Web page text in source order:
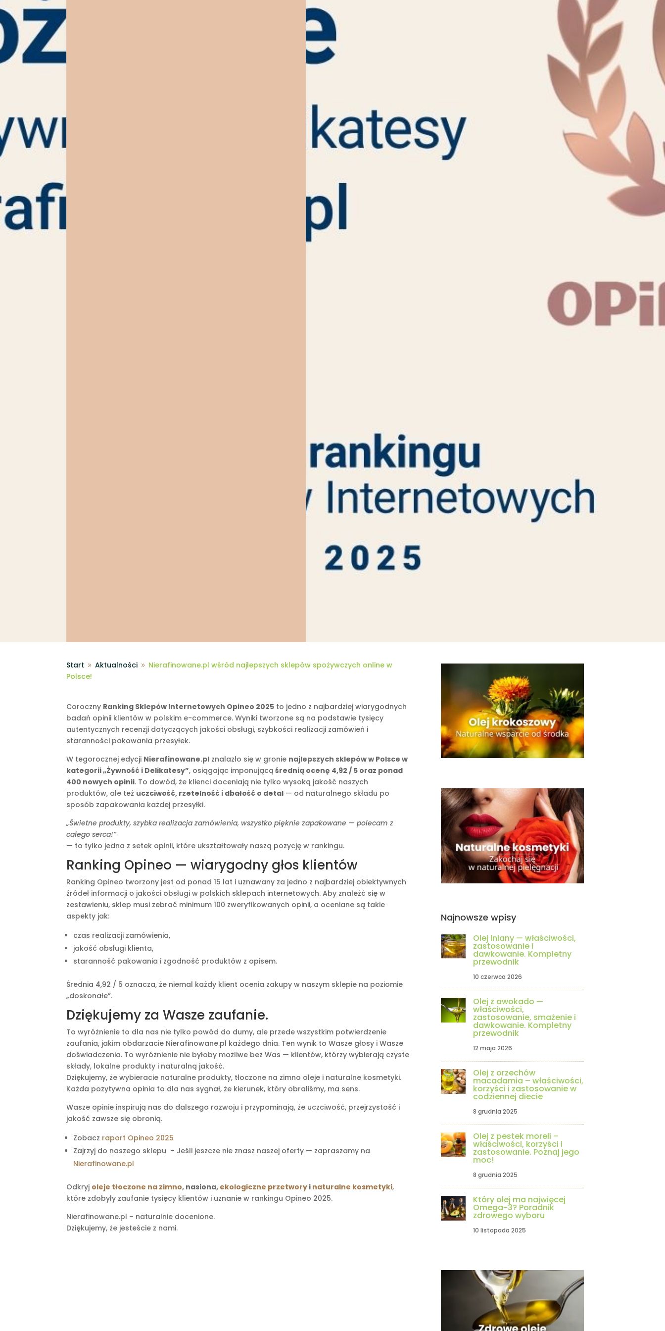
Start 9 Aktualności 9 Nierafinowane.pl wśród najlepszych sklepów spożywczych online w
Polsce!
Coroczny Ranking Sklepów Internetowych Opineo 2025 to jedno z najbardziej wiarygodnych
badań opinii klientów w polskim e-commerce. Wyniki tworzone są na podstawie tysięcy
autentycznych recenzji dotyczących jakości obsługi, szybkości realizacji zamówień i
staranności pakowania przesyłek.
W tegorocznej edycji Nierafinowane.pl znalazło się w gronie najlepszych sklepów w Polsce w
kategorii „Żywność i Delikatesy”, osiągając imponującą średnią ocenę 4,92 / 5 oraz ponad
400 nowych opinii. To dowód, że klienci doceniają nie tylko wysoką jakość naszych
produktów, ale też uczciwość, rzetelność i dbałość o detal — od naturalnego składu po
sposób zapakowania każdej przesyłki.
„Świetne produkty, szybka realizacja zamówienia, wszystko pięknie zapakowane — polecam z
całego serca!”
— to tylko jedna z setek opinii, które ukształtowały naszą pozycję w rankingu.
Ranking Opineo — wiarygodny głos klientów
Ranking Opineo tworzony jest od ponad 15 lat i uznawany za jedno z najbardziej obiektywnych
źródeł informacji o jakości obsługi w polskich sklepach internetowych. Aby znaleźć się w
zestawieniu, sklep musi zebrać minimum 100 zweryfikowanych opinii, a oceniane są takie
aspekty jak:
czas realizacji zamówienia,
jakość obsługi klienta,
staranność pakowania i zgodność produktów z opisem.
Średnia 4,92 / 5 oznacza, że niemal każdy klient ocenia zakupy w naszym sklepie na poziomie
„doskonałe”.
Dziękujemy za Wasze zaufanie.
To wyróżnienie to dla nas nie tylko powód do dumy, ale przede wszystkim potwierdzenie
zaufania, jakim obdarzacie Nierafinowane.pl każdego dnia. Ten wynik to Wasze głosy i Wasze
doświadczenia. To wyróżnienie nie byłoby możliwe bez Was — klientów, którzy wybierają czyste
składy, lokalne produkty i naturalną jakość.
Dziękujemy, że wybieracie naturalne produkty, tłoczone na zimno oleje i naturalne kosmetyki.
Każda pozytywna opinia to dla nas sygnał, że kierunek, który obraliśmy, ma sens.
Wasze opinie inspirują nas do dalszego rozwoju i przypominają, że uczciwość, przejrzystość i
jakość zawsze się obronią.
Zobacz raport Opineo 2025
Zajrzyj do naszego sklepu – Jeśli jeszcze nie znasz naszej oferty — zapraszamy na
Nierafinowane.pl
Odkryj oleje tłoczone na zimno, nasiona, ekologiczne przetwory i naturalne kosmetyki,
które zdobyły zaufanie tysięcy klientów i uznanie w rankingu Opineo 2025.
Nierafinowane.pl – naturalnie docenione.
Dziękujemy, że jesteście z nami.
Najnowsze wpisy
Olej lniany — właściwości,
zastosowanie i
dawkowanie. Kompletny
przewodnik
10 czerwca 2026
Olej z awokado —
właściwości,
zastosowanie, smażenie i
dawkowanie. Kompletny
przewodnik
12 maja 2026
Olej z orzechów
macadamia – właściwości,
korzyści i zastosowanie w
codziennej diecie
8 grudnia 2025
Olej z pestek moreli –
właściwości, korzyści i
zastosowanie. Poznaj jego
moc!
8 grudnia 2025
Który olej ma najwięcej
Omega-3? Poradnik
zdrowego wyboru
10 listopada 2025